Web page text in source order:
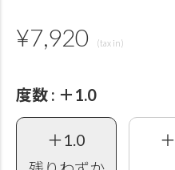
¥7,920
度数 ＋1.0
＋1.0